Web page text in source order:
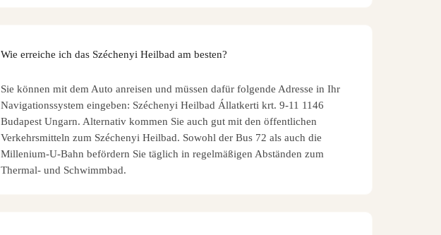
Wie erreiche ich das Széchenyi Heilbad am besten?
Sie können mit dem Auto anreisen und müssen dafür folgende Adresse in Ihr
Navigationssystem eingeben: Széchenyi Heilbad Állatkerti krt. 9-11 1146
Budapest Ungarn. Alternativ kommen Sie auch gut mit den öffentlichen
Verkehrsmitteln zum Széchenyi Heilbad. Sowohl der Bus 72 als auch die
Millenium-U-Bahn befördern Sie täglich in regelmäßigen Abständen zum
Thermal- und Schwimmbad.